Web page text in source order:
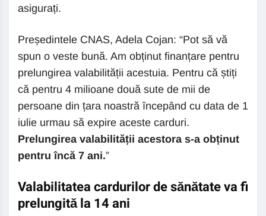
asigurați.
Președintele CNAS, Adela Cojan: “Pot să vă
spun o veste bună. Am obținut finanțare pentru
prelungirea valabilității acestuia. Pentru că știți
că pentru 4 milioane două sute de mii de
persoane din țara noastră începând cu data de 1
iulie urmau să expire aceste carduri.
Prelungirea valabilității acestora s-a obținut
pentru încă 7 ani.”
Valabilitatea cardurilor de sănătate va fi
prelungită la 14 ani